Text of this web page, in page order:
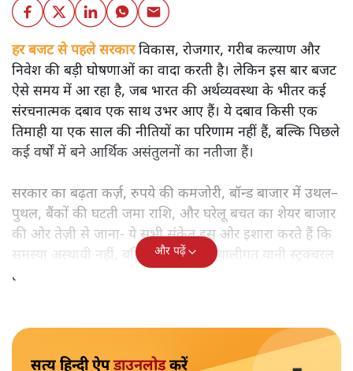
हर बजट से पहले सरकारविकास, रोजगार, गरीब कल्याण और
निवेश की बड़ी घोषणाओं का वादा करती है। लेकिन इस बार बजट
ऐसे समय में आ रहा है, जब भारत की अर्थव्यवस्था के भीतर कई
संरचनात्मक दबाव एक साथ उभर आए हैं। ये दबाव किसी एक
तिमाही या एक साल की नीतियों का परिणाम नहीं हैं, बल्कि पिछले
कई वर्षों में बने आर्थिक असंतुलनों का नतीजा हैं।
सरकार का बढ़ता कर्ज़, रुपये की कमजोरी, बॉन्ड बाजार में उथल–
पुथल, बैंकों की घटती जमा राशि, और घरेलू बचत का शेयर बाजार
की ओर तेज़ी से जाना- ये सभी संकेत इस ओर इशारा करते हैं कि
समस्या अस्थायी नहीं, बल्कि गहरी और प्रणालीगत यानी स्ट्रक्चरल
है।
और पढ़ें
सत्य हिन्दी ऐपडाउनलोडकरें